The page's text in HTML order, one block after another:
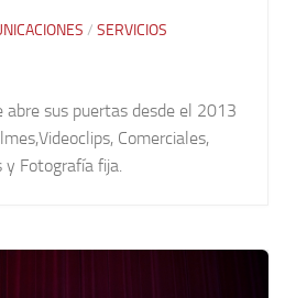
/ SERVICIOS
abre sus puertas desde el 2013
Comerciales,
Fotografía fija.